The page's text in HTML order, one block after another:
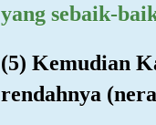
yang sebaik-
(5) Kemudian
rendahnya